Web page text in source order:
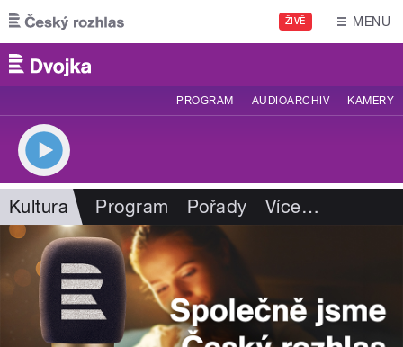
Přejít k hlavnímu obsahu
ŽIVĚ MENU
PROGRAM AUDIOARCHIV KAMERY
Kultura Program Pořady Více…